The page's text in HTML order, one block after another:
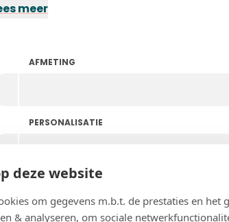
deze website
om gegevens m.b.t. de prestaties en het
& analyseren, om sociale
meer
AFMETING
PERSONALISATIE